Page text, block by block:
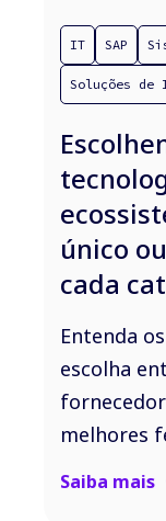
IT SAP
Soluções de
único
cada
Entenda
escolha
melhores
Saiba mais